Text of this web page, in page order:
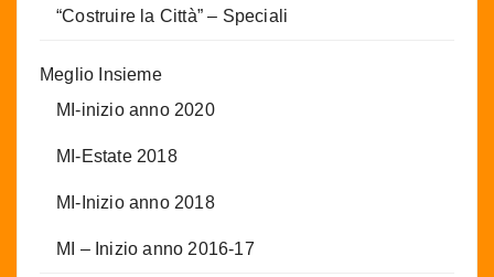
“Costruire la Città” – Speciali
Meglio Insieme
MI-inizio anno 2020
MI-Estate 2018
MI-Inizio anno 2018
MI – Inizio anno 2016-17